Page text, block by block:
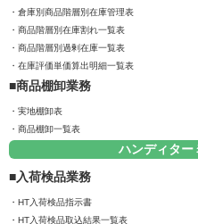
倉庫別商品階層別在庫管理表
商品階層別在庫割れ一覧表
商品階層別過剰在庫一覧表
在庫評価単価算出明細一覧表
商品棚卸業務
実地棚卸表
商品棚卸一覧表
ハンディター
入荷検品業務
HT入荷検品指示書
HT入荷検品取込結果一覧表